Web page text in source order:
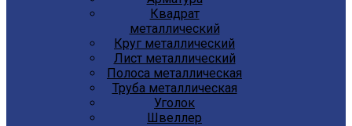
Квадрат
металлический
Круг металлический
Лист металлический
Полоса металлическая
Труба металлическая
Уголок
Швеллер